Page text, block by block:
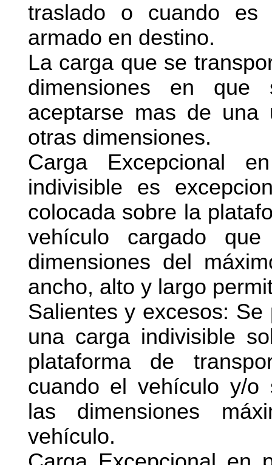
traslado o cuando
armado en destino.
La carga que se
dimensiones en que
aceptarse mas de
otras dimensiones.
Carga Excepcional
indivisible es
colocada sobre la
vehículo cargado
dimensiones del
ancho, alto y largo
Salientes y excesos:
una carga indivisible
plataforma de
cuando el vehículo y/o
las dimensiones
vehículo.